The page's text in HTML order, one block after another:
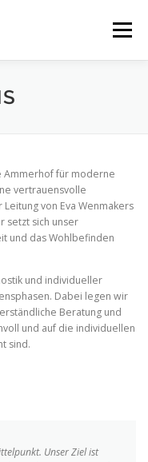
Menü
Ammerhof für moderne
vertrauensvolle
von Eva Wenmakers
setzt sich unser
und das Wohlbefinden
und individueller
Dabei legen wir
Beratung und
und auf die individuellen
sind.
Unser Ziel ist